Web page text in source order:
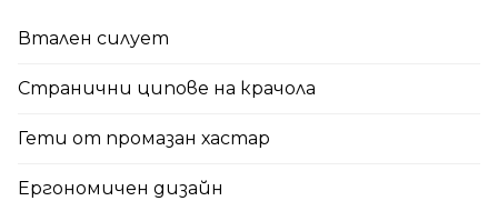
Втален силует
Странични ципове на крачола
Гети от промазан хастар
Ергономичен дизайн